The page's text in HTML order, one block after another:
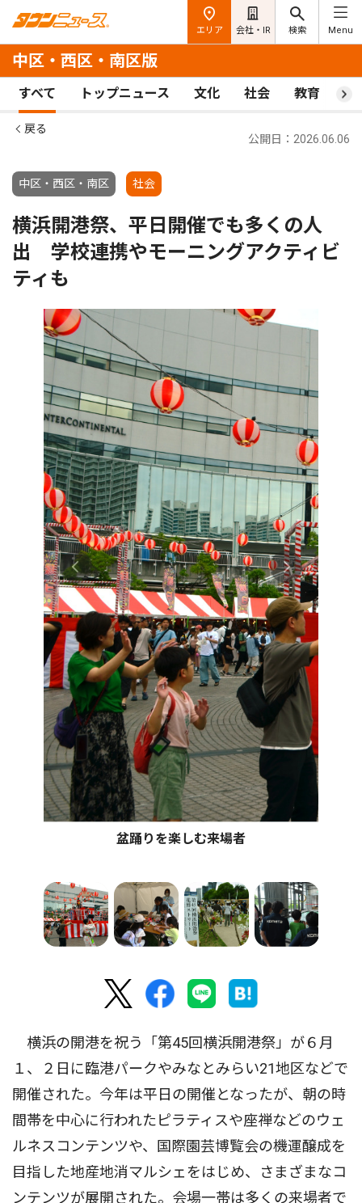
エリア 会社・IR 検索 Menu
中区・西区・南区版
すべて トップニュース 文化 社会 教育 ス
戻る
中区・西区・南区 社会
公開日：2026.06.06
横浜開港祭、平日開催でも多くの人
出 学校連携やモーニングアクティビ
ティも
盆踊りを楽しむ来場者
横浜の開港を祝う「第45回横浜開港祭」が６月
１、２日に臨港パークやみなとみらい21地区などで
開催された。今年は平日の開催となったが、朝の時
間帯を中心に行われたピラティスや座禅などのウェ
ルネスコンテンツや、国際園芸博覧会の機運醸成を
目指した地産地消マルシェをはじめ、さまざまなコ
ンテンツが展開された。会場一帯は多くの来場者で